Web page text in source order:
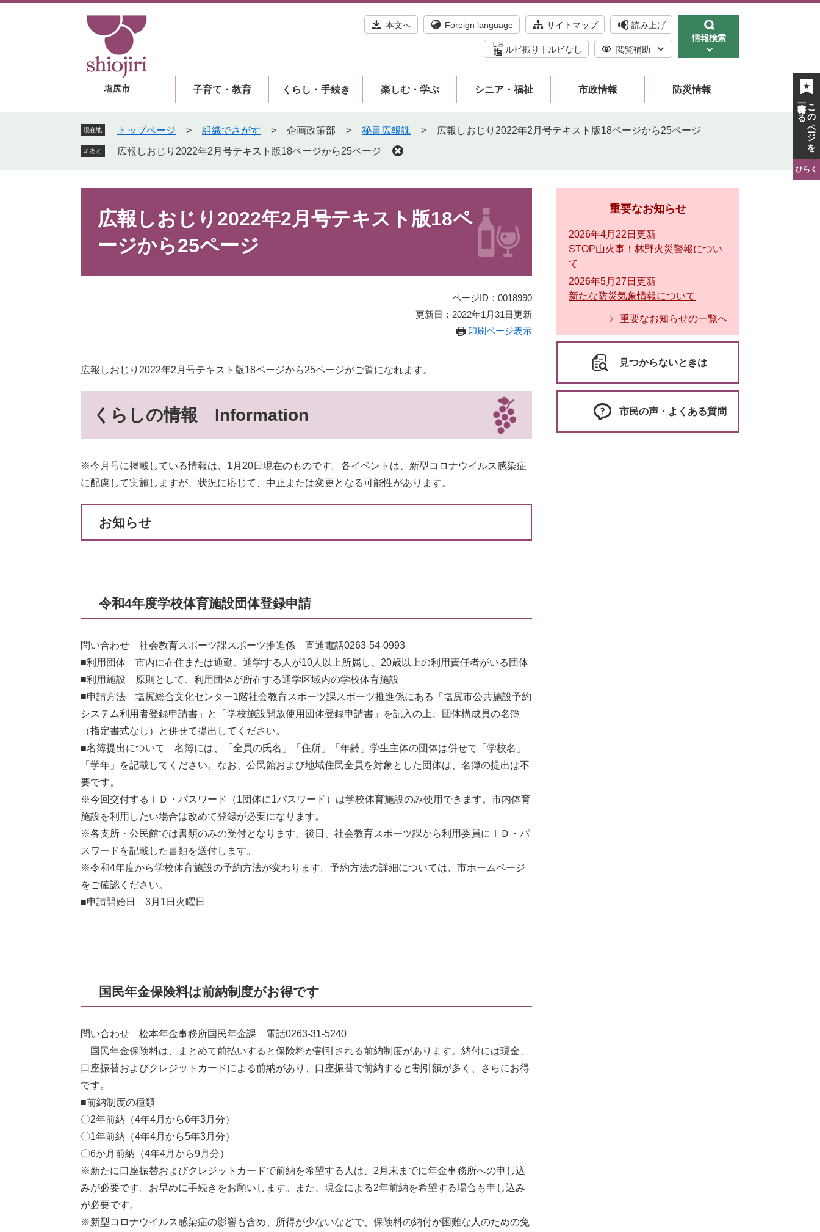
塩尻市
本文へ Foreign language サイトマップ 読み上げ
ルビ振り ルビなし 閲覧補助
情報検索
子育て・教育 くらし・手続き 楽しむ・学ぶ シニア・福祉 市政情報 防災情報
現在地 トップページ > 組織でさがす > 企画政策部 > 秘書広報課 > 広報しおじり2022年2月号テキスト版18ページから25ページ
足あと 広報しおじり2022年2月号テキスト版18ページから25ページ
広報しおじり2022年2月号テキスト版18ペ
ージから25ページ
ページID：0018990
更新日：2022年1月31日更新
印刷ページ表示
広報しおじり2022年2月号テキスト版18ページから25ページがご覧になれます。
くらしの情報 Information
※今月号に掲載している情報は、1月20日現在のものです。各イベントは、新型コロナウイルス感染症
に配慮して実施しますが、状況に応じて、中止または変更となる可能性があります。
お知らせ
令和4年度学校体育施設団体登録申請
問い合わせ 社会教育スポーツ課スポーツ推進係 直通電話0263-54-0993
■利用団体 市内に在住または通勤、通学する人が10人以上所属し、20歳以上の利用責任者がいる団体
■利用施設 原則として、利用団体が所在する通学区域内の学校体育施設
■申請方法 塩尻総合文化センター1階社会教育スポーツ課スポーツ推進係にある「塩尻市公共施設予約
システム利用者登録申請書」と「学校施設開放使用団体登録申請書」を記入の上、団体構成員の名簿
（指定書式なし）と併せて提出してください。
■名簿提出について 名簿には、「全員の氏名」「住所」「年齢」学生主体の団体は併せて「学校名」
「学年」を記載してください。なお、公民館および地域住民全員を対象とした団体は、名簿の提出は不
要です。
※今回交付するＩＤ・パスワード（1団体に1パスワード）は学校体育施設のみ使用できます。市内体育
施設を利用したい場合は改めて登録が必要になります。
※各支所・公民館では書類のみの受付となります。後日、社会教育スポーツ課から利用委員にＩＤ・パ
スワードを記載した書類を送付します。
※令和4年度から学校体育施設の予約方法が変わります。予約方法の詳細については、市ホームページ
をご確認ください。
■申請開始日 3月1日火曜日
国民年金保険料は前納制度がお得です
問い合わせ 松本年金事務所国民年金課 電話0263-31-5240
国民年金保険料は、まとめて前払いすると保険料が割引される前納制度があります。納付には現金、
口座振替およびクレジットカードによる前納があり、口座振替で前納すると割引額が多く、さらにお得
です。
■前納制度の種類
〇2年前納（4年4月から6年3月分）
〇1年前納（4年4月から5年3月分）
〇6か月前納（4年4月から9月分）
※新たに口座振替およびクレジットカードで前納を希望する人は、2月末までに年金事務所への申し込
みが必要です。お早めに手続きをお願いします。また、現金による2年前納を希望する場合も申し込み
が必要です。
※新型コロナウイルス感染症の影響も含め、所得が少ないなどで、保険料の納付が困難な人のための免
重要なお知らせ
2026年4月22日更新
STOP山火事！林野火災警報につい
て
2026年5月27日更新
新たな防災気象情報について
重要なお知らせの一覧へ
見つからないときは
市民の声・よくある質問
このページを
一時保存する
ひらく